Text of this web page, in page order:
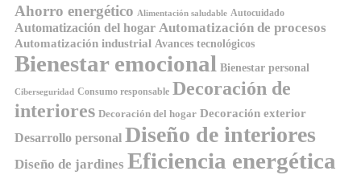
Ahorro energético Alimentación saludable Autocuidado
Automatización del hogar Automatización de procesos
Automatización industrial Avances tecnológicos
Bienestar emocional Bienestar personal
Ciberseguridad Consumo responsable Decoración de
interiores Decoración del hogar Decoración exterior
Desarrollo personal Diseño de interiores
Diseño de jardines Eficiencia energética